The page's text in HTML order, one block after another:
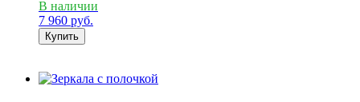
В наличии
7 960 руб.
Купить